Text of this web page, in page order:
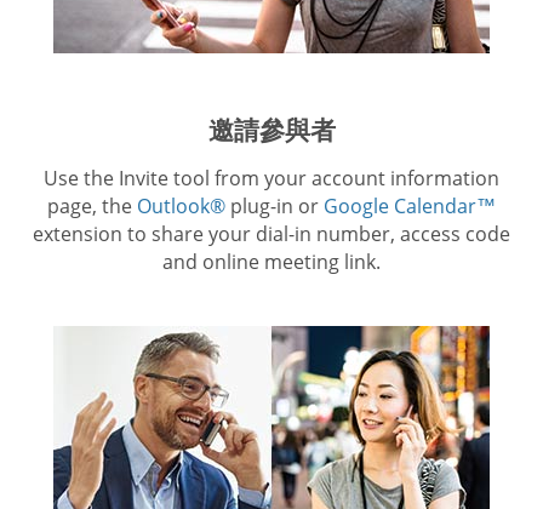
邀請參與者
Use the Invite tool from your account information
page, the Outlook® plug-in or Google Calendar™
extension to share your dial-in number, access code
and online meeting link.